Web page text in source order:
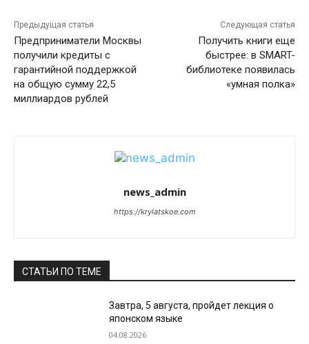
Предыдущая статья
Предприниматели Москвы
получили кредиты с
гарантийной поддержкой
на общую сумму 22,5
миллиардов рублей
Следующая статья
Получить книги еще
быстрее: в SMART-
библиотеке появилась
«умная полка»
news_admin
https://krylatskoe.com
СТАТЬИ ПО ТЕМЕ
Завтра, 5 августа, пройдет лекция о
японском языке
04.08.2026